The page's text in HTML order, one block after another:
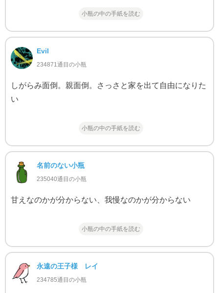
小瓶の中の手紙を読む
Evil
234871通目の小瓶
しがらみ面倒。親面倒。さっさと家を出て自由になりた
い
小瓶の中の手紙を読む
名前のない小瓶
235040通目の小瓶
甘えなのかが分からない、我慢なのかが分からない
小瓶の中の手紙を読む
永遠の王子様 レイ
234785通目の小瓶